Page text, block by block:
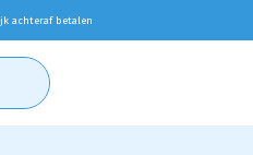
achteraf betalen